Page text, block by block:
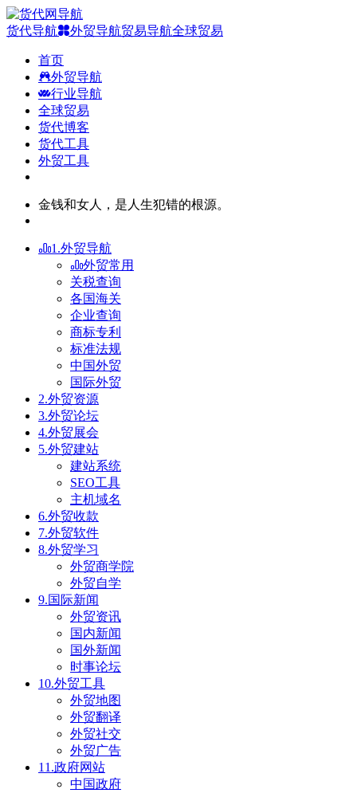
货代导航 外贸导航贸易导航全球贸易
首页
外贸导航
行业导航
全球贸易
货代博客
货代工具
外贸工具
金钱和女人，是人生犯错的根源。
1.外贸导航
外贸常用
关税查询
各国海关
企业查询
商标专利
标准法规
中国外贸
国际外贸
2.外贸资源
3.外贸论坛
4.外贸展会
5.外贸建站
建站系统
SEO工具
主机域名
6.外贸收款
7.外贸软件
8.外贸学习
外贸商学院
外贸自学
9.国际新闻
外贸资讯
国内新闻
国外新闻
时事论坛
10.外贸工具
外贸地图
外贸翻译
外贸社交
外贸广告
11.政府网站
中国政府